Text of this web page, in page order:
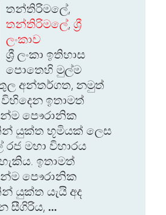
තන්තිරිමලේ,
තන්තිරිමලේ, ශ්‍රී
ලංකාව
ශ්‍රී ලංකා ඉතිහාස
පොතෙහි මුල්ම
අන්තර්ගත, නමුත්
ඉතාමත්
පෞරානික
යුක්ත භූමියක් ලෙස
මහා විහාරය
ඉතාමත්
පෞරානික
යුක්ත යැයි අද
සීගිරිය, ...